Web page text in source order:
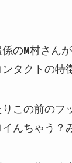
のM村さん
タクトの特徴
この前のフ
んちゃう？